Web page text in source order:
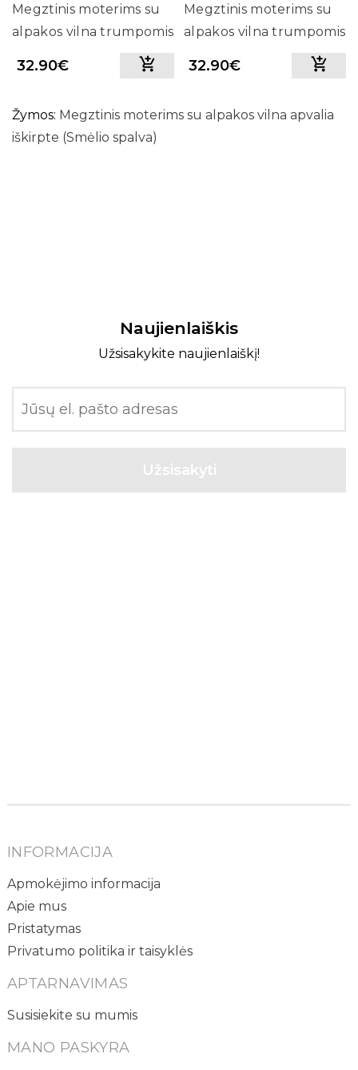
Megztinis moterims su
alpakos vilna trumpomis
rankovėmis (ruda)
32.90€
Megztinis moterims su
alpakos vilna trumpomis
rankovėmis (pilka)
32.90€
Žymos: Megztinis moterims su alpakos vilna apvalia
iškirpte (Smėlio spalva)
Naujienlaiškis
Užsisakykite naujienlaiškį!
INFORMACIJA
Apmokėjimo informacija
Apie mus
Pristatymas
Privatumo politika ir taisyklės
APTARNAVIMAS
Susisiekite su mumis
MANO PASKYRA